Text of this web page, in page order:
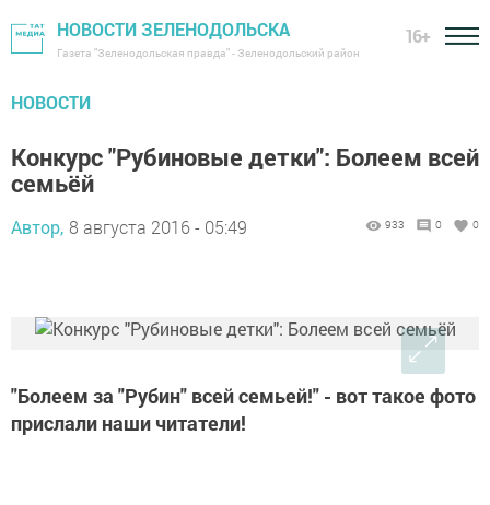
НОВОСТИ ЗЕЛЕНОДОЛЬСКА
Газета "Зеленодольская правда" - Зеленодольский район
16+
НОВОСТИ
Конкурс "Рубиновые детки": Болеем всей
семьёй
Автор, 8 августа 2016 - 05:49 933 0 0
"Болеем за "Рубин" всей семьей!" - вот такое фото
прислали наши читатели!